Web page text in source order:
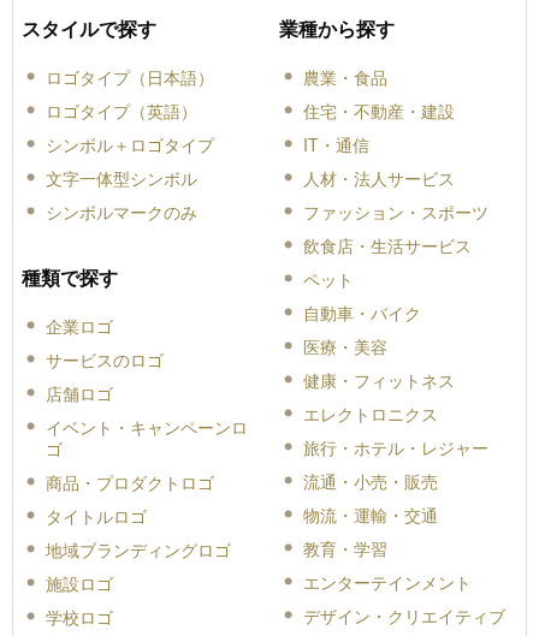
スタイルで探す
ロゴタイプ（日本語）
ロゴタイプ（英語）
シンボル＋ロゴタイプ
文字一体型シンボル
シンボルマークのみ
種類で探す
企業ロゴ
サービスのロゴ
店舗ロゴ
イベント・キャンペーンロ
ゴ
商品・プロダクトロゴ
タイトルロゴ
地域ブランディングロゴ
施設ロゴ
学校ロゴ
業種から探す
農業・食品
住宅・不動産・建設
IT・通信
人材・法人サービス
ファッション・スポーツ
飲食店・生活サービス
ペット
自動車・バイク
医療・美容
健康・フィットネス
エレクトロニクス
旅行・ホテル・レジャー
流通・小売・販売
物流・運輸・交通
教育・学習
エンターテインメント
デザイン・クリエイティブ